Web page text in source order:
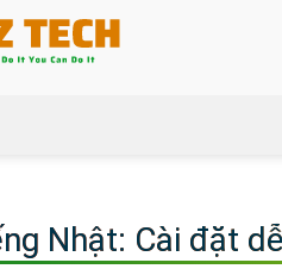
Nhật: Cài đặt